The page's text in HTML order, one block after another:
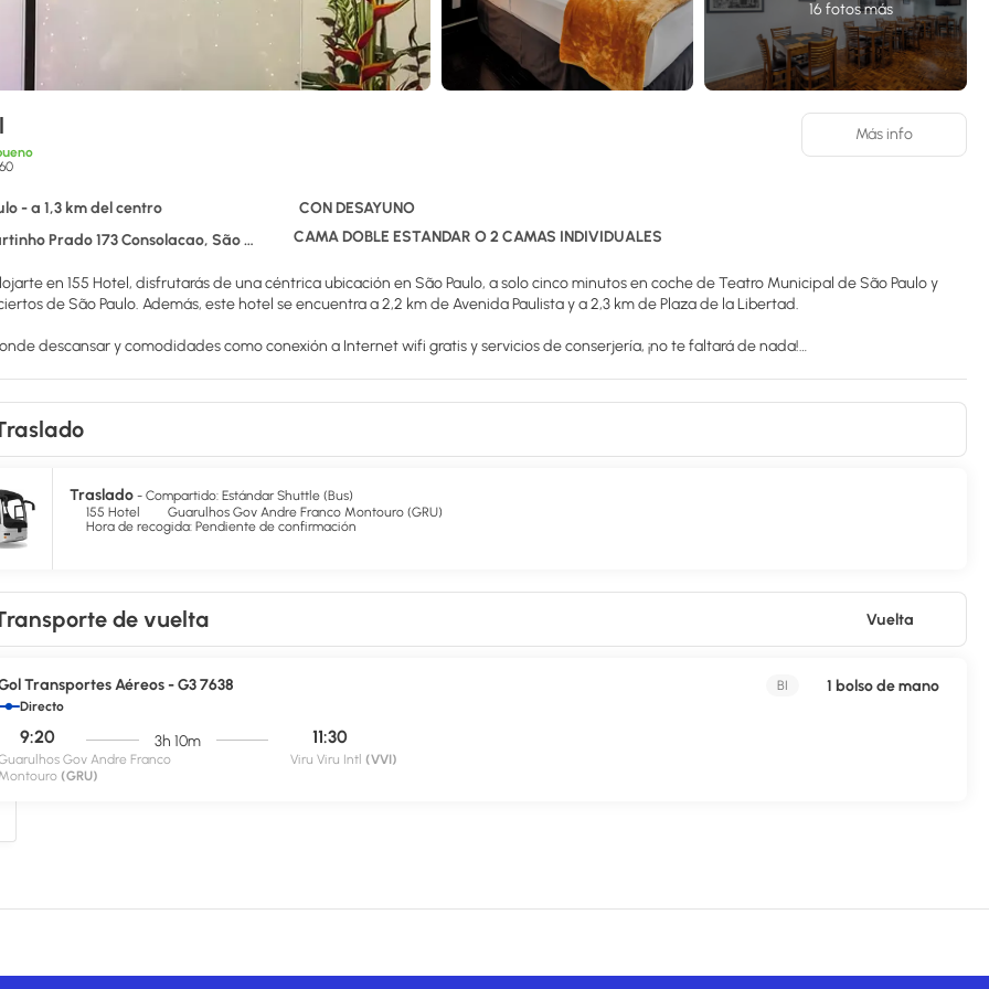
16 fotos más
- a 1,3 km del centro
CON DESAYUNO
Prado 173 Consolacao, São Paulo 01306-040
CAMA DOBLE ESTÁNDAR O 2 CAMAS INDIVIDUALES
en 155 Hotel, disfrutarás de una céntrica ubicación en São Paulo, a solo cinco minutos en coche de Teatro Municipal de São Paulo y
Sala de conciertos de São Paulo. Además, este hotel se encuentra a 2,2 km de Avenida Paulista y a 2,3 km de Plaza de la Libertad.
descansar y comodidades como conexión a Internet wifi gratis y servicios de conserjería, ¡no te faltará de nada!
los tuyos. Además, podrás disfrutar de canales digitales. El baño privado con ducha está provisto de cabezal de ducha tipo lluvia y artículos
gratuitos. Entre las comodidades, se incluyen caja fuerte, escritorio y teléfono.
de negocios, un servicio de recepción las 24 horas y atención multilingüe a tu disposición. ¿Estás organizando un evento en São Paulo?
tienes a tu disposición 11 metros cuadrados de espacio con zona para conferencias y salas de reuniones. Hay un aparcamiento sin asistencia
Más info
Traslado - Compartido: Estándar Shuttle (Bus)
155 Hotel
Guarulhos Gov Andre Franco Montouro (GRU)
Hora de recogida: Pendiente de confirmación
de vuelta Vuelta
Transportes Aéreos - G3 7638
Directo
9:20
Gov Andre Franco
Montouro (GRU)
3h 10m 11:30
Viru Viru Intl (VVI)
BI 1 bolso de mano